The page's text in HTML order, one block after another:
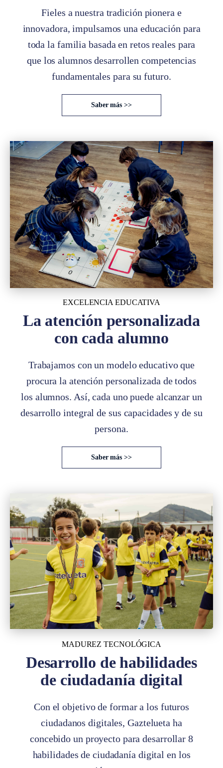
Fieles a nuestra tradición pionera e
innovadora, impulsamos una educación para
toda la familia basada en retos reales para
que los alumnos desarrollen competencias
fundamentales para su futuro.
Saber más >>
EXCELENCIA EDUCATIVA
La atención personalizada
con cada alumno
Trabajamos con un modelo educativo que
procura la atención personalizada de todos
los alumnos. Así, cada uno puede alcanzar un
desarrollo integral de sus capacidades y de su
persona.
Saber más >>
MADUREZ TECNOLÓGICA
Desarrollo de habilidades
de ciudadanía digital
Con el objetivo de formar a los futuros
ciudadanos digitales, Gaztelueta ha
concebido un proyecto para desarrollar 8
habilidades de ciudadanía digital en los